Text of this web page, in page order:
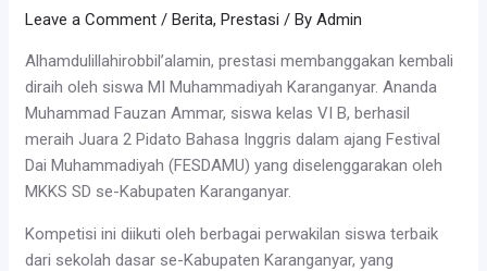
Leave a Comment /Berita,Prestasi / ByAdmin
Alhamdulillahirobbil’alamin, prestasi membanggakan kembali
diraih oleh siswa MI Muhammadiyah Karanganyar. Ananda
Muhammad Fauzan Ammar, siswa kelas VI B, berhasil
meraih Juara 2 Pidato Bahasa Inggris dalam ajang Festival
Dai Muhammadiyah (FESDAMU) yang diselenggarakan oleh
MKKS SD se-Kabupaten Karanganyar.
Kompetisi ini diikuti oleh berbagai perwakilan siswa terbaik
dari sekolah dasar se-Kabupaten Karanganyar, yang